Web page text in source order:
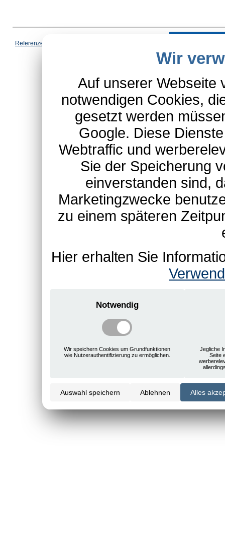
Referenzen
*Schulte-Hauptkatalog,
Wir
Auf unserer Webseite
notwendigen Cookies,
gesetzt werden
Google. Diese
Webtraffic und
Sie der Speicherung
einverstanden sind,
Marketingzwecke
zu einem späteren
Hier erhalten Sie
Notwendig
Wir speichern Cookies um Grundfunktionen
wie Nutzerauthentifizierung zu ermöglichen.
Jegliche
Seite
Auswahl speichern Ablehnen Alles